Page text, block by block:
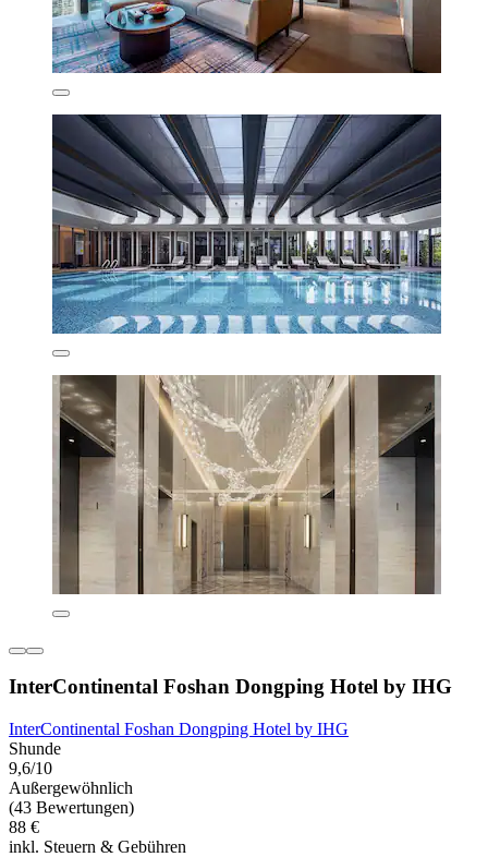
InterContinental Foshan Dongping Hotel by IHG
InterContinental Foshan Dongping Hotel by IHG
Shunde
9,6/10
Außergewöhnlich
(43 Bewertungen)
88 €
inkl. Steuern & Gebühren